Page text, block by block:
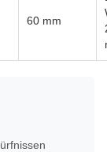
60 mm